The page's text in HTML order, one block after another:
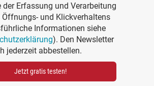
der Erfassung und Verarbeitung
Öffnungs- und Klickverhaltens
Informationen siehe
). Den Newsletter
jederzeit abbestellen.
Jetzt gratis testen!